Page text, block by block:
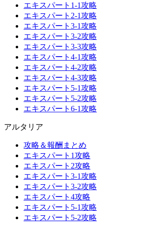
エキスパート1-1攻略
エキスパート2-1攻略
エキスパート3-1攻略
エキスパート3-2攻略
エキスパート3-3攻略
エキスパート4-1攻略
エキスパート4-2攻略
エキスパート4-3攻略
エキスパート5-1攻略
エキスパート5-2攻略
エキスパート6-1攻略
アルタリア
攻略＆報酬まとめ
エキスパート1攻略
エキスパート2攻略
エキスパート3-1攻略
エキスパート3-2攻略
エキスパート4攻略
エキスパート5-1攻略
エキスパート5-2攻略